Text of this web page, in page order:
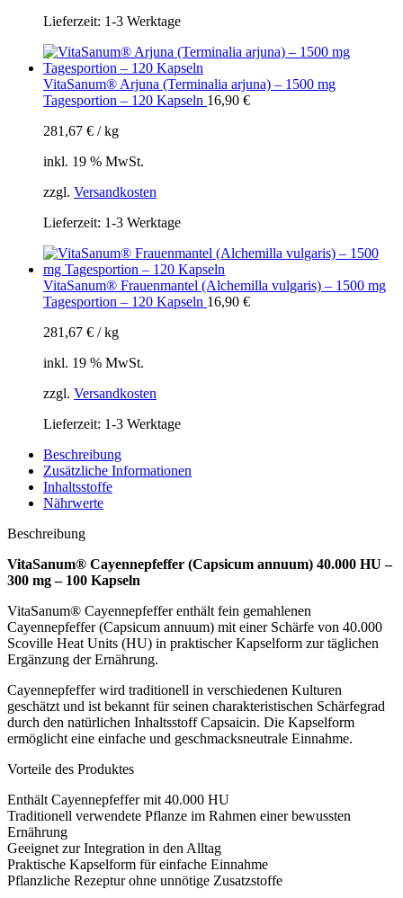
Lieferzeit: 1-3 Werktage
VitaSanum® Arjuna (Terminalia arjuna) – 1500 mg
Tagesportion – 120 Kapseln 16,90 €
281,67 € /kg
inkl. 19 % MwSt.
zzgl. Versandkosten
Lieferzeit: 1-3 Werktage
VitaSanum® Frauenmantel (Alchemilla vulgaris) – 1500 mg
Tagesportion – 120 Kapseln 16,90 €
281,67 € /kg
inkl. 19 % MwSt.
zzgl. Versandkosten
Lieferzeit: 1-3 Werktage
Beschreibung
Zusätzliche Informationen
Inhaltsstoffe
Nährwerte
Beschreibung
VitaSanum® Cayennepfeffer (Capsicum annuum) 40.000 HU –
300 mg – 100 Kapseln
VitaSanum® Cayennepfeffer enthält fein gemahlenen
Cayennepfeffer (Capsicum annuum) mit einer Schärfe von 40.000
Scoville Heat Units (HU) in praktischer Kapselform zur täglichen
Ergänzung der Ernährung.
Cayennepfeffer wird traditionell in verschiedenen Kulturen
geschätzt und ist bekannt für seinen charakteristischen Schärfegrad
durch den natürlichen Inhaltsstoff Capsaicin. Die Kapselform
ermöglicht eine einfache und geschmacksneutrale Einnahme.
Vorteile des Produktes
Enthält Cayennepfeffer mit 40.000 HU
Traditionell verwendete Pflanze im Rahmen einer bewussten
Ernährung
Geeignet zur Integration in den Alltag
Praktische Kapselform für einfache Einnahme
Pflanzliche Rezeptur ohne unnötige Zusatzstoffe